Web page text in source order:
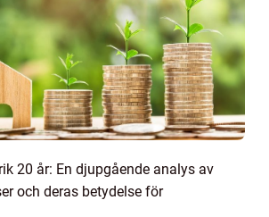
20 år: En djupgående analys av
och deras betydelse för